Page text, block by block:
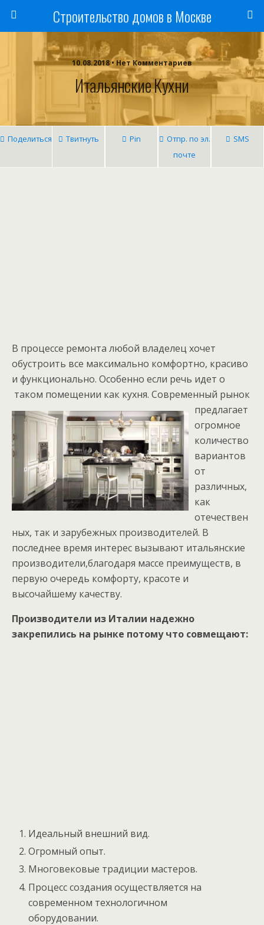
Строительство домов в Москве
10.08.2018 • Нет Комментариев
Итальянские Кухни
Поделиться Твитнуть Pin
Отпр. по эл.
почте
SMS
В процессе ремонта любой владелец хочет
обустроить все максимально комфортно, красиво
и функционально. Особенно если речь идет о
таком помещении как кухня. Современный рынок
предлагает
огромное
количество
вариантов
от
различных,
как
отечествен
ных, так и зарубежных производителей. В
последнее время интерес вызывают итальянские
производители,благодаря массе преимуществ, в
первую очередь комфорту, красоте и
высочайшему качеству.
Производители из Италии надежно
закрепились на рынке потому что совмещают:
Идеальный внешний вид.
Огромный опыт.
Многовековые традиции мастеров.
Процесс создания осуществляется на
современном технологичном
оборудовании.